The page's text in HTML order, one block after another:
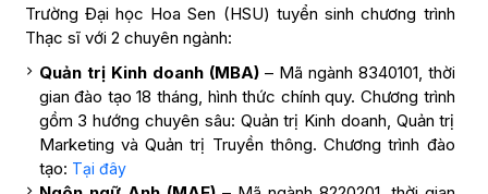
Trường Đại học Hoa Sen (HSU) tuyển sinh chương trình
Thạc sĩ với 2 chuyên ngành:
Quản trị Kinh doanh (MBA)– Mã ngành 8340101, thời
gian đào tạo 18 tháng, hình thức chính quy. Chương trình
gồm 3 hướng chuyên sâu: Quản trị Kinh doanh, Quản trị
Marketing và Quản trị Truyền thông. Chương trình đào
tạo: Tại đây